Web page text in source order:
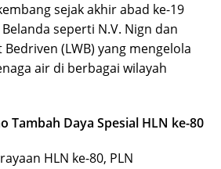
sejak akhir abad ke-19
seperti N.V. Nign dan
Bedriven (LWB) yang mengelola
air di berbagai wilayah
Tambah Daya Spesial HLN ke-80
HLN ke-80, PLN